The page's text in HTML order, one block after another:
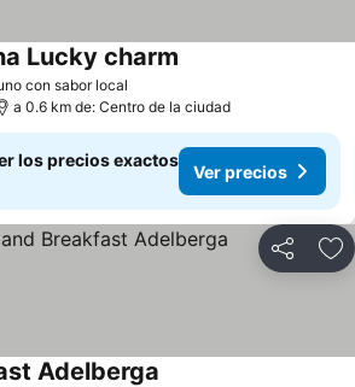
con sabor local
Lucky charm
a 0.6 km de: Centro de la ciudad
los precios exactos
Ver precios
Compartir
Adelberga